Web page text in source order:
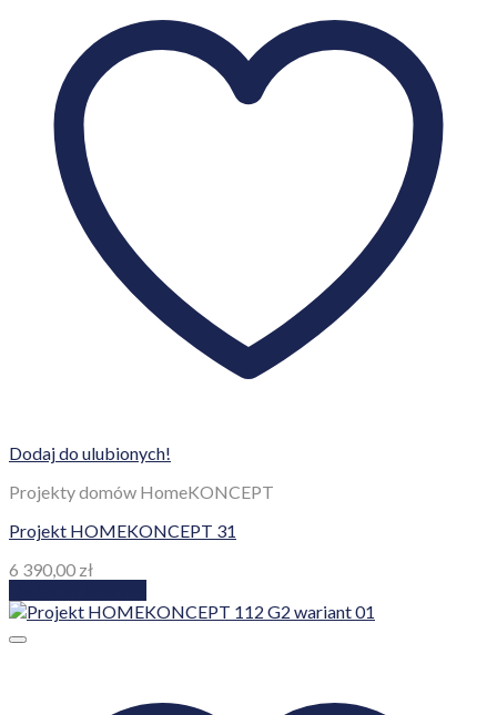
Dodaj do ulubionych!
Projekty domów HomeKONCEPT
Projekt HOMEKONCEPT 31
6 390,00 zł